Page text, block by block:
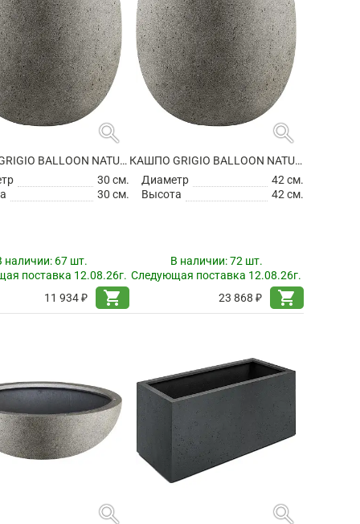
search
КАШПО GRIGIO BALLOON NATURAL CONCRETE
30 см.
30 см.
наличии: 67 шт.
поставка 12.08.26г.
11 934 ₽
shopping_cart
search
КАШПО GRIGIO BALLOON NATURAL CONCRETE
Диаметр
42 см.
Высота
42 см.
В наличии:72 шт.
Следующая поставка 12.08.26г.
23 868 ₽
shopping_cart
search search